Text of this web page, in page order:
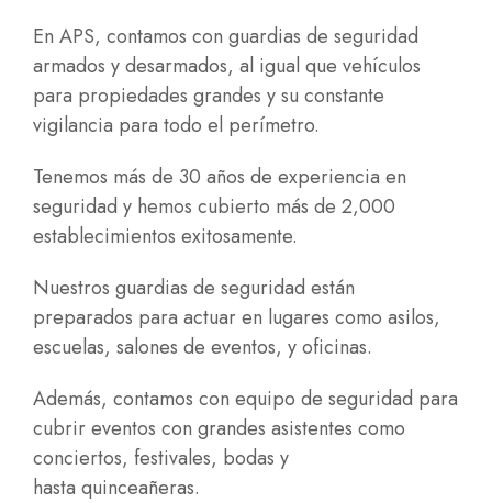
En APS, contamos con guardias de seguridad
armados y desarmados, al igual que vehículos
para propiedades grandes y su constante
vigilancia para todo el perímetro.
Tenemos más de 30 años de experiencia en
seguridad y hemos cubierto más de 2,000
establecimientos exitosamente.
Nuestros guardias de seguridad están
preparados para actuar en lugares como asilos,
escuelas, salones de eventos, y oficinas.
Además, contamos con equipo de seguridad para
cubrir eventos con grandes asistentes como
conciertos, festivales, bodas y
hasta quinceañeras.